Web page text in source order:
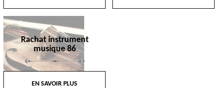
Rachat instrument
musique 86
EN SAVOIR PLUS